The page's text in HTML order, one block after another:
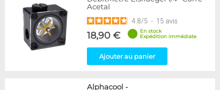
Acetal
4.8/5 - 15 avis
18,90 €
En stock
Expédition immédiate
Ajouter au panier
Alphacool -